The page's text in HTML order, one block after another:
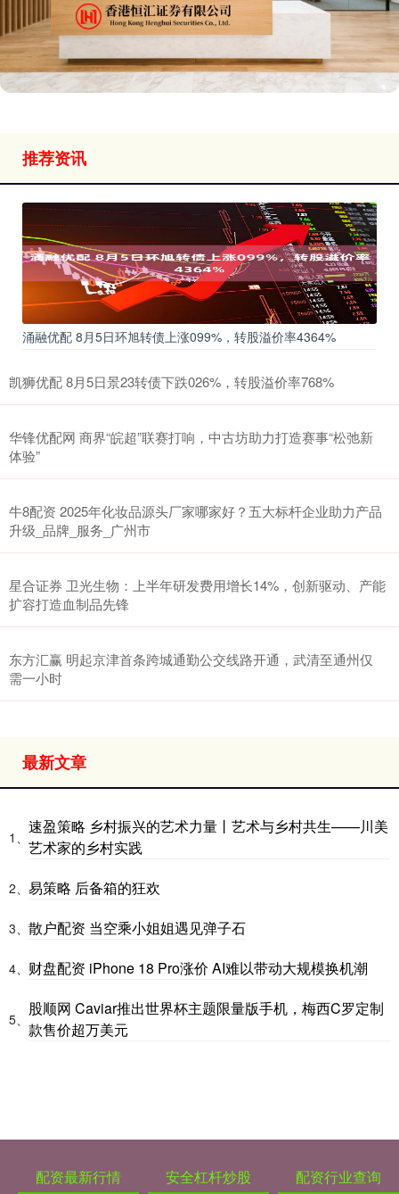
推荐资讯
涌融优配 8月5日环旭转债上涨099%，转股溢价率4364%
凯狮优配 8月5日景23转债下跌026%，转股溢价率768%
华锋优配网 商界“皖超”联赛打响，中古坊助力打造赛事“松弛新
体验”
牛8配资 2025年化妆品源头厂家哪家好？五大标杆企业助力产品
升级_品牌_服务_广州市
星合证券 卫光生物：上半年研发费用增长14%，创新驱动、产能
扩容打造血制品先锋
东方汇赢 明起京津首条跨城通勤公交线路开通，武清至通州仅
需一小时
最新文章
1、
速盈策略 乡村振兴的艺术力量丨艺术与乡村共生——川美
艺术家的乡村实践
2、 易策略 后备箱的狂欢
3、 散户配资 当空乘小姐姐遇见弹子石
4、 财盘配资 iPhone 18 Pro涨价 AI难以带动大规模换机潮
5、
股顺网 Caviar推出世界杯主题限量版手机，梅西C罗定制
款售价超万美元
配资最新行情 安全杠杆炒股 配资行业查询